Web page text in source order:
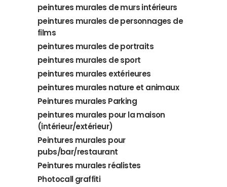
peintures murales de murs intérieurs
peintures murales de personnages de
films
peintures murales de portraits
peintures murales de sport
peintures murales extérieures
peintures murales nature et animaux
Peintures murales Parking
peintures murales pour la maison
(intérieur/extérieur)
Peintures murales pour
pubs/bar/restaurant
Peintures murales réalistes
Photocall graffiti